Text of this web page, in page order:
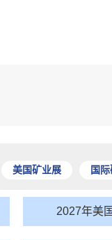
美国矿业展 国
2027年美